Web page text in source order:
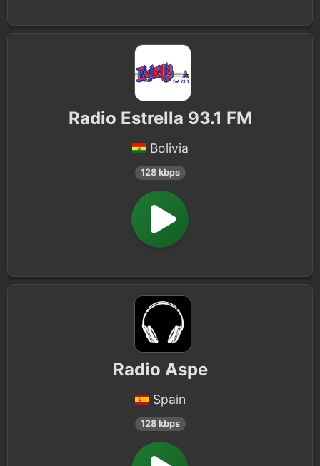
Radio Estrella 93.1 FM
Bolivia
128 kbps
Radio Aspe
Spain
128 kbps